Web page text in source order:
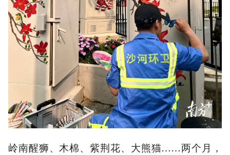
岭南醒狮、木棉、紫荆花、大熊猫……两个月，